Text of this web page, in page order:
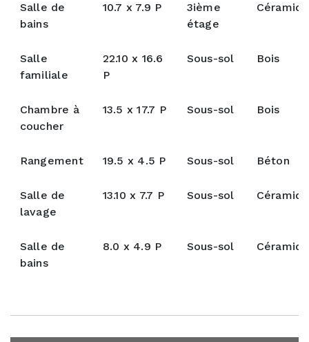
Salle de
bains
10.7 x 7.9 P
3ième
étage
Salle
familiale
22.10 x 16.6
P
Sous-sol Bois
Chambre à
coucher
13.5 x 17.7 P Sous-sol Bois
Rangement 19.5 x 4.5 P Sous-sol Béton
Salle de
lavage
13.10 x 7.7 P Sous-sol
Salle de
bains
8.0 x 4.9 P Sous-sol